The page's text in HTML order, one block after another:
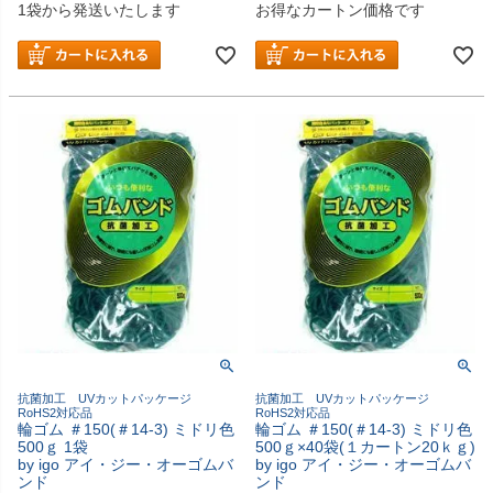
1袋から発送いたします お得なカートン価格です
抗菌加工 UVカットパッケージ
RoHS2対応品
輪ゴム ＃150(＃14-3) ミドリ色
500ｇ 1袋
by igo アイ・ジー・オーゴムバ
ンド
抗菌加工 UVカットパッケージ
RoHS2対応品
輪ゴム ＃150(＃14-3) ミドリ色
500ｇ×40袋(１カートン20ｋｇ)
by igo アイ・ジー・オーゴムバ
ンド